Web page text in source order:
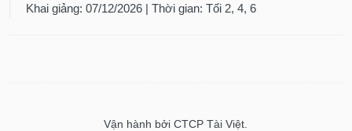
Khai giảng: 07/12/2026 | Thời gian: Tối 2, 4, 6
Vận hành bởi CTCP Tài Việt.